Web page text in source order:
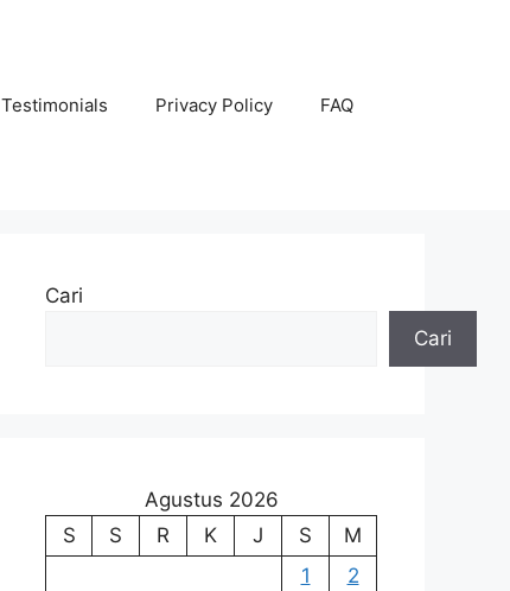
Testimonials Privacy Policy FAQ
Cari
Cari
Agustus 2026
S
S R K J S
M
1
2